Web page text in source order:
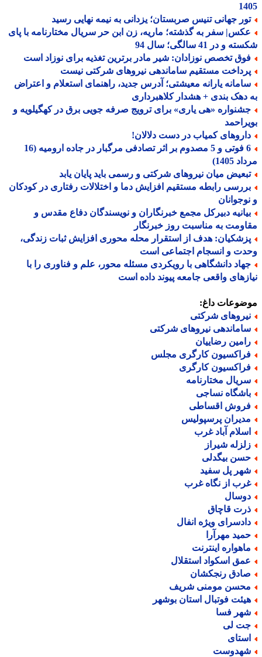
جهانی تنیس صربستان؛ یزدانی به نیمه نهایی رسید
سفر به گذشته؛ ماریه، زن ابن حر سریال مختارنامه با پای
و در 41 سالگی؛ سال 94
تخصص نوزادان: شیر مادر برترین تغذیه برای نوزاد است
مستقیم ساماندهی نیروهای شرکتی نیست
یارانه معیشتی؛ آدرس جدید، راهنمای استعلام و اعتراض
دهک بندی + هشدار کلاهبرداری
«هی یاری» برای ترویج صرفه جویی برق در کهگیلویه و
کمیاب در دست دلالان!
6 فوتی و 5 مصدوم بر اثر تصادفی مرگبار در جاده ارومیه (16
1405)
میان نیروهای شرکتی و رسمی باید پایان یابد
رابطه مستقیم افزایش دما و اختلالات رفتاری در کودکان
دبیرکل مجمع خبرنگاران و نویسندگان دفاع مقدس و
به مناسبت روز خبرنگار
هدف از استقرار محله محوری افزایش ثبات زندگی،
و انسجام اجتماعی است
دانشگاهی با رویکردی مسئله محور، علم و فناوری را با
واقعی جامعه پیوند داده است
داغ:
شرکتی
نیروهای شرکتی
رضاییان
کارگری مجلس
کارگری
مختارنامه
نساجی
اقساطی
پرسپولیس
آباد غرب
شیراز
بیگدلی
پل سفید
از نگاه غرب
قاچاق
ویژه انفال
مهرآرا
اینترنت
اسکواد استقلال
رنجکشان
مومنی شریف
فوتبال استان بوشهر
فسا
لی